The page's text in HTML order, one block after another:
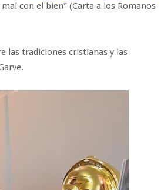
con el bien" (Carta a los Romanos
las tradiciones cristianas y las